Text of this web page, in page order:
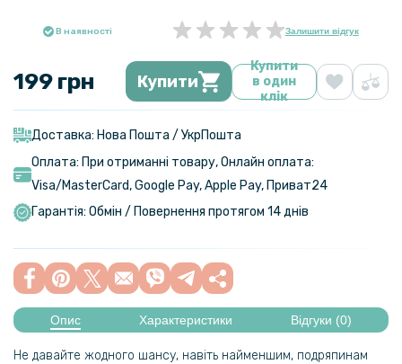
В наявності Залишити відгук
199 грн Купити
Купити
в один
клік
Доставка: Нова Пошта / УкрПошта
Оплата: При отриманні товару, Онлайн оплата:
Visa/MasterСard, Google Pay, Apple Pay, Приват24
Гарантія: Обмін / Повернення протягом 14 днів
Опис Характеристики Відгуки (0)
Не давайте жодного шансу, навіть найменшим, подряпинам